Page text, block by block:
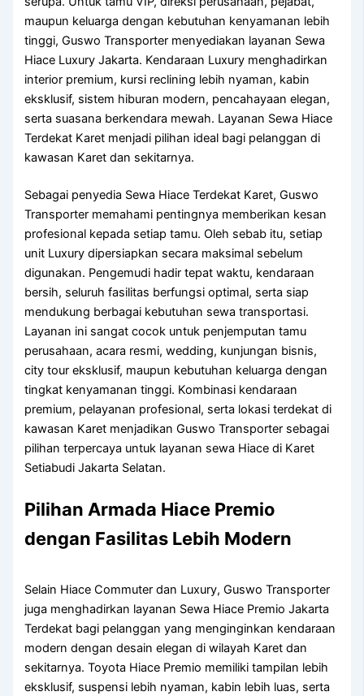
maupun keluarga dengan kebutuhan kenyamanan lebih
tinggi, Guswo Transporter menyediakan layanan Sewa
Hiace Luxury Jakarta. Kendaraan Luxury menghadirkan
interior premium, kursi reclining lebih nyaman, kabin
eksklusif, sistem hiburan modern, pencahayaan elegan,
serta suasana berkendara mewah. Layanan Sewa Hiace
Terdekat Karet menjadi pilihan ideal bagi pelanggan di
kawasan Karet dan sekitarnya.
Sebagai penyedia Sewa Hiace Terdekat Karet, Guswo
Transporter memahami pentingnya memberikan kesan
profesional kepada setiap tamu. Oleh sebab itu, setiap
unit Luxury dipersiapkan secara maksimal sebelum
digunakan. Pengemudi hadir tepat waktu, kendaraan
bersih, seluruh fasilitas berfungsi optimal, serta siap
mendukung berbagai kebutuhan sewa transportasi.
Layanan ini sangat cocok untuk penjemputan tamu
perusahaan, acara resmi, wedding, kunjungan bisnis,
city tour eksklusif, maupun kebutuhan keluarga dengan
tingkat kenyamanan tinggi. Kombinasi kendaraan
premium, pelayanan profesional, serta lokasi terdekat di
kawasan Karet menjadikan Guswo Transporter sebagai
pilihan terpercaya untuk layanan sewa Hiace di Karet
Setiabudi Jakarta Selatan.
Pilihan Armada Hiace Premio
dengan Fasilitas Lebih Modern
Selain Hiace Commuter dan Luxury, Guswo Transporter
juga menghadirkan layanan Sewa Hiace Premio Jakarta
Terdekat bagi pelanggan yang menginginkan kendaraan
modern dengan desain elegan di wilayah Karet dan
sekitarnya. Toyota Hiace Premio memiliki tampilan lebih
eksklusif, suspensi lebih nyaman, kabin lebih luas, serta